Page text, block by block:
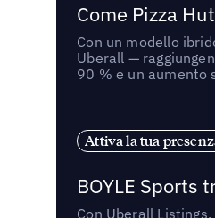
Come Pizza
Con un modello
Uberall —
90 % e un aumento
Attiva la tua
BOYLE Sports
Con Uberall